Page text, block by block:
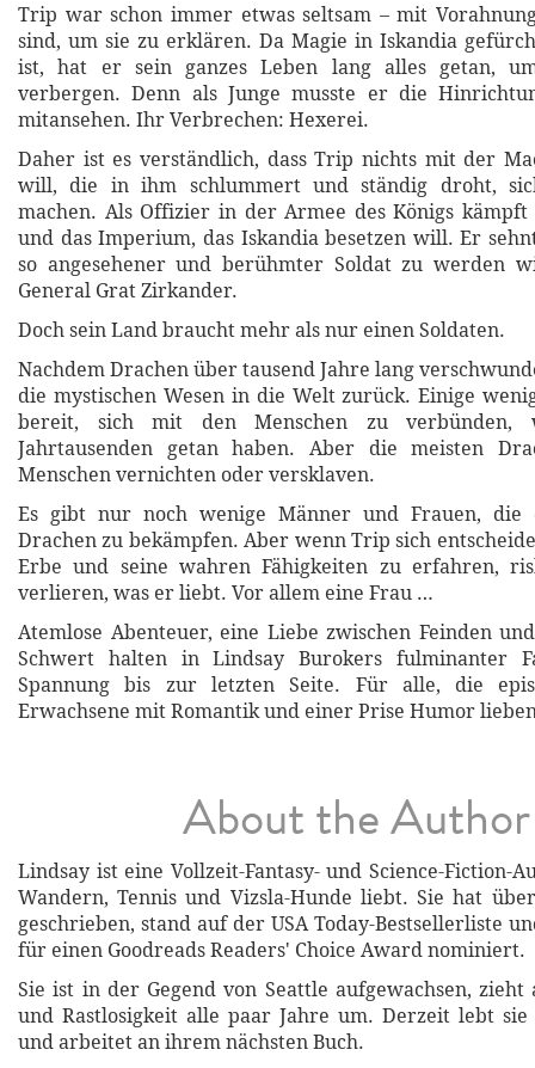
Trip war schon immer etwas seltsam – mit
sind, um sie zu erklären. Da Magie in Iskandia
ist, hat er sein ganzes Leben lang alles getan,
verbergen. Denn als Junge musste er die
mitansehen. Ihr Verbrechen: Hexerei.
Daher ist es verständlich, dass Trip nichts mit der
will, die in ihm schlummert und ständig droht,
machen. Als Offizier in der Armee des Königs
und das Imperium, das Iskandia besetzen will. Er
so angesehener und berühmter Soldat zu werden
General Grat Zirkander.
Doch sein Land braucht mehr als nur einen Soldaten.
Nachdem Drachen über tausend Jahre lang
die mystischen Wesen in die Welt zurück. Einige
bereit, sich mit den Menschen zu
Jahrtausenden getan haben. Aber die meisten
Menschen vernichten oder versklaven.
Es gibt nur noch wenige Männer und Frauen, die
Drachen zu bekämpfen. Aber wenn Trip sich
Erbe und seine wahren Fähigkeiten zu erfahren,
verlieren, was er liebt. Vor allem eine Frau …
Atemlose Abenteuer, eine Liebe zwischen Feinden
Schwert halten in Lindsay Burokers fulminanter
Spannung bis zur letzten Seite. Für alle, die
Erwachsene mit Romantik und einer Prise Humor
About the Author
Lindsay ist eine Vollzeit-Fantasy- und Science-Fiction-
Wandern, Tennis und Vizsla-Hunde liebt. Sie hat
geschrieben, stand auf der USA Today-Bestsellerliste
für einen Goodreads Readers' Choice Award nominiert.
Sie ist in der Gegend von Seattle aufgewachsen, zieht
und Rastlosigkeit alle paar Jahre um. Derzeit lebt sie
und arbeitet an ihrem nächsten Buch.